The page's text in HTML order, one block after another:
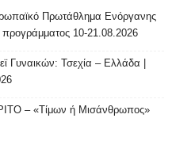
Πρωτάθλημα Ενόργανης
10-21.08.2026
Γυναικών: Τσεχία – Ελλάδα |
– «Τίμων ή Μισάνθρωπος»